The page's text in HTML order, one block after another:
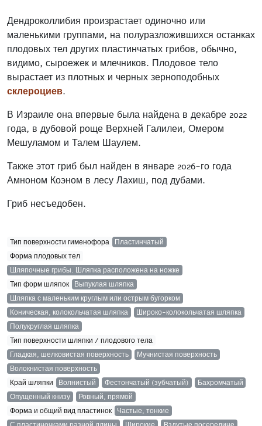
Дендроколлибия произрастает одиночно или
маленькими группами, на полуразложившихся останках
плодовых тел других пластинчатых грибов, обычно,
видимо, сыроежек и млечников. Плодовое тело
вырастает из плотных и черных зерноподобных
склероциев.
В Израиле она впервые была найдена в декабре 2022
года, в дубовой роще Верхней Галилеи, Омером
Мешуламом и Талем Шаулем.
Также этот гриб был найден в январе 2026-го года
Амноном Коэном в лесу Лахиш, под дубами.
Гриб несъедобен.
Тип поверхности гименофора
Пластинчатый
Форма плодовых тел
Шляпочные грибы. Шляпка расположена на ножке
Тип форм шляпок
Выпуклая шляпка
Шляпка с маленьким круглым или острым бугорком
Коническая, колокольчатая шляпка
Широко-колокольчатая шляпка
Полукруглая шляпка
Тип поверхности шляпки / плодового тела
Гладкая, шелковистая поверхность
Мучнистая поверхность
Волокнистая поверхность
Край шляпки
Волнистый Фестончатый (зубчатый)
Бахромчатый
Опущенный книзу
Ровный, прямой
Форма и общий вид пластинок
Частые, тонкие